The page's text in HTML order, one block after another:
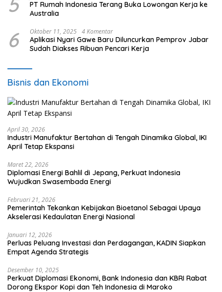
PT Rumah Indonesia Terang Buka Lowongan Kerja ke
Australia
6 Oktober 11, 2025 4 Komentar
Aplikasi Nyari Gawe Baru Diluncurkan Pemprov Jabar
Sudah Diakses Ribuan Pencari Kerja
Bisnis dan Ekonomi
April 30, 2026
Industri Manufaktur Bertahan di Tengah Dinamika Global, IKI
April Tetap Ekspansi
Maret 22, 2026
Diplomasi Energi Bahlil di Jepang, Perkuat Indonesia
Wujudkan Swasembada Energi
Februari 21, 2026
Pemerintah Tekankan Kebijakan Bioetanol Sebagai Upaya
Akselerasi Kedaulatan Energi Nasional
Januari 12, 2026
Perluas Peluang Investasi dan Perdagangan, KADIN Siapkan
Empat Agenda Strategis
Desember 10, 2025
Perkuat Diplomasi Ekonomi, Bank Indonesia dan KBRI Rabat
Dorong Ekspor Kopi dan Teh Indonesia di Maroko